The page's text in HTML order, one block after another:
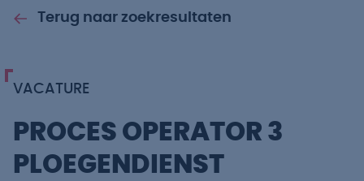
Terug naar zoekresultaten
VACATURE
PROCES OPERATOR 3
PLOEGENDIENST